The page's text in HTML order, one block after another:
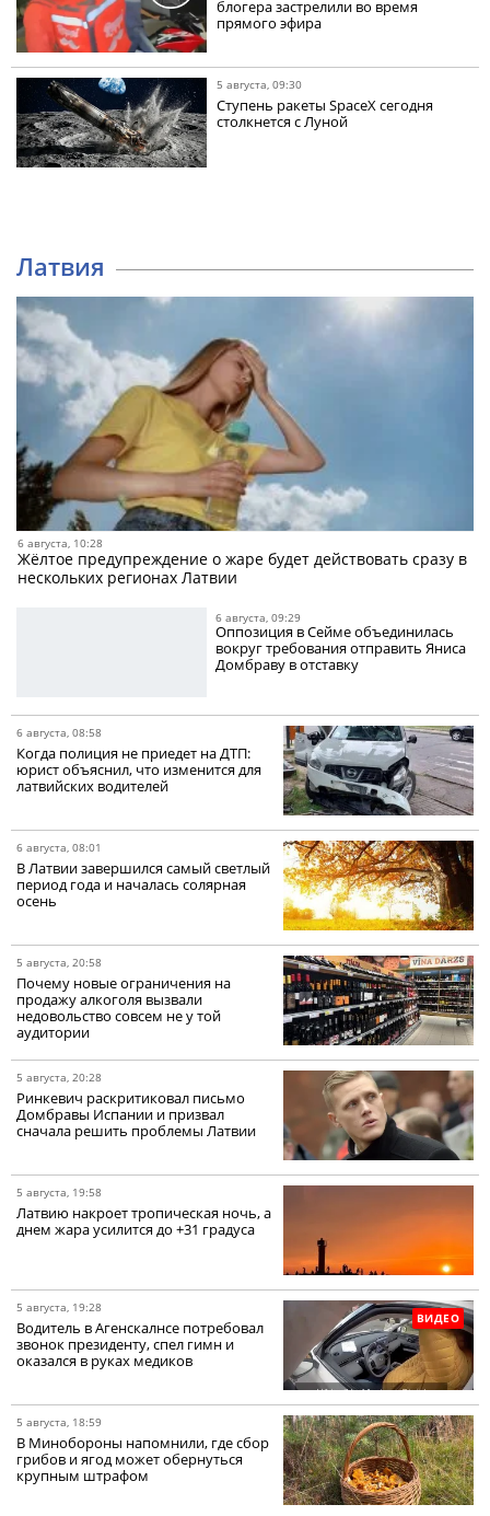
блогера застрелили во время
прямого эфира
5 августа, 09:30
Ступень ракеты SpaceX сегодня
столкнется с Луной
Латвия
6 августа, 10:28
Жёлтое предупреждение о жаре будет действовать сразу в
нескольких регионах Латвии
6 августа, 09:29
Оппозиция в Сейме объединилась
вокруг требования отправить Яниса
Домбраву в отставку
6 августа, 08:58
Когда полиция не приедет на ДТП:
юрист объяснил, что изменится для
латвийских водителей
6 августа, 08:01
В Латвии завершился самый светлый
период года и началась солярная
осень
5 августа, 20:58
Почему новые ограничения на
продажу алкоголя вызвали
недовольство совсем не у той
аудитории
5 августа, 20:28
Ринкевич раскритиковал письмо
Домбравы Испании и призвал
сначала решить проблемы Латвии
5 августа, 19:58
Латвию накроет тропическая ночь, а
днем жара усилится до +31 градуса
ВИДЕО
5 августа, 19:28
Водитель в Агенскалнсе потребовал
звонок президенту, спел гимн и
оказался в руках медиков
5 августа, 18:59
В Минобороны напомнили, где сбор
грибов и ягод может обернуться
крупным штрафом